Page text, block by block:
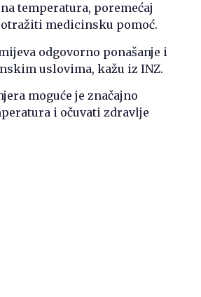
temperatura, poremećaj
medicinsku pomoć.
odgovorno ponašanje i
uslovima, kažu iz INZ.
moguće je značajno
i očuvati zdravlje